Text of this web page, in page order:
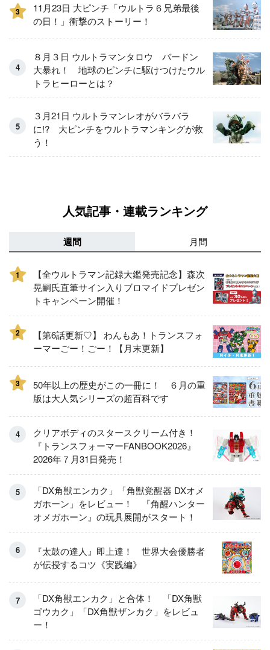
3
11月23日 大ピンチ「ウルトラ６兄弟最後
の日！」衝撃のストーリー！
８月３日 ウルトラマンタロウ バードン
大暴れ！ 地球のピンチに駆けつけたウル
トラヒーローとは？
３月21日 ウルトラマンレオがバラバラ
に!? 大ピンチをウルトラマンキングが救
う！
人気記事・連載ランキング
週間 月間
1
【全ウルトラマン記録大鑑発売記念】森次
晃嗣氏直筆サイン入りブロマイドプレゼン
トキャンペーン開催！
2
【第6話更新♡】 わんもあ！トランスフォ
ーマーごー！ごー！【月末更新】
3
50年以上の歴史がこの一冊に！ ６月の重
版は大人気シリーズの超百科です
クリアボディのスタースクリーム付き！
『トランスフォーマーFANBOOK2026』
2026年７月31日発売！
「DX角獣エンカク」「角獣覚醒器 DXオメ
ガホーン」をレビュー！ 『角醒ハンター
オメガホーン』の玩具展開がスタート！
『太鼓の達人』即上達！ 世界大会優勝者
が伝授するコツ《実践編》
「DX角獣エンカク」と合体！ 「DX角獣
ゴウカク」「DX角獣ザンカク」をレビュ
ー！